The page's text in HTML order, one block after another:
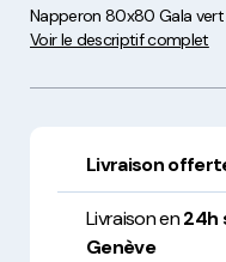
Napperon 80x80 Gala
Voir le descriptif complet
Livraison
Livraison en24h
Genève